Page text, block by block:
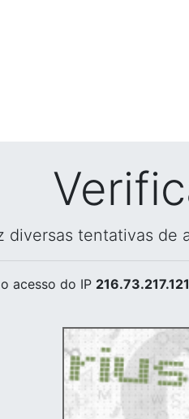
diversas tentativas de
acesso do IP 216.73.217.121